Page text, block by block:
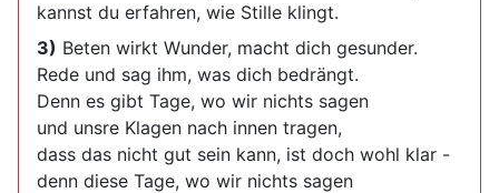
kannst du erfahren, wie Stille klingt.
3) Beten wirkt Wunder, macht dich gesunder.
Rede und sag ihm, was dich bedrängt.
Denn es gibt Tage, wo wir nichts sagen
und unsre Klagen nach innen tragen,
dass das nicht gut sein kann, ist doch wohl klar -
denn diese Tage, wo wir nichts sagen